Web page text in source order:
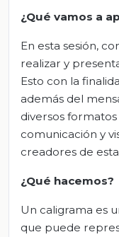
¿Qué vamos a
En esta sesión,
realizar y
Esto con la
además del
diversos
comunicación y
creadores de
¿Qué hacemos?
Un caligrama es
que puede